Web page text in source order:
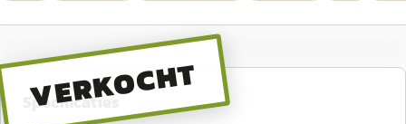
VERKOCHT
Specificaties